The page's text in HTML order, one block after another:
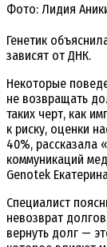
Фото: Лидия
Генетик
зависят от ДНК.
Некоторые
не возвращать
таких черт, как
к риску, оценки
40%, рассказала
коммуникаций
Genotek
Специалист
невозврат
вернуть долг —